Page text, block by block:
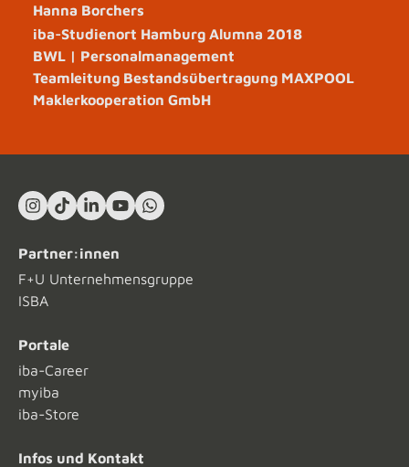
Hanna Borchers
iba-Studienort Hamburg Alumna 2018
BWL | Personalmanagement
Teamleitung Bestandsübertragung MAXPOOL
Maklerkooperation GmbH
Instagram
TikTokLinkedIn In
YouTubeWhat's App
Partner:innen
F+U Unternehmensgruppe
ISBA
Portale
iba-Career
myiba
iba-Store
Infos und Kontakt